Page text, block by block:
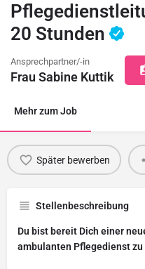
20 Stunden
Ansprechpartner/-in
Frau Sabine Kuttik
Mehr zum Job
Später bewerben
Stellenbeschreibung
Du bist bereit Dich einer
ambulanten Pflegedienst